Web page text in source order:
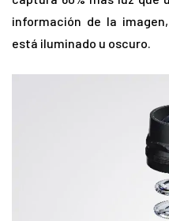
información de la
está iluminado u oscuro.